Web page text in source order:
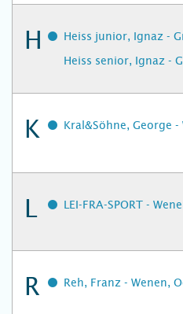
H
Heiss junior, Ignaz -
Heiss senior, Ignaz -
K Kral&Söhne, George
L LEI-FRA-SPORT -
R Reh, Franz - Wenen,